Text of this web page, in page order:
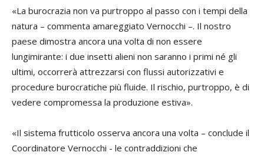
«La burocrazia non va purtroppo al passo con i tempi della
natura – commenta amareggiato Vernocchi –. Il nostro
paese dimostra ancora una volta di non essere
lungimirante: i due insetti alieni non saranno i primi né gli
ultimi, occorrerà attrezzarsi con flussi autorizzativi e
procedure burocratiche più fluide. Il rischio, purtroppo, è di
vedere compromessa la produzione estiva».
«Il sistema frutticolo osserva ancora una volta – conclude il
Coordinatore Vernocchi - le contraddizioni che